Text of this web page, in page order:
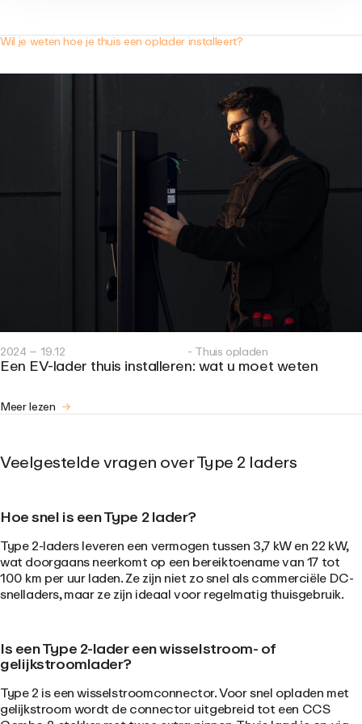
Wil je weten hoe je thuis een oplader installeert?
2024 – 19.12 - Thuis opladen
Een EV-lader thuis installeren: wat u moet weten
Meer lezen
Veelgestelde vragen over Type 2 laders
Hoe snel is een Type 2 lader?
Type 2-laders leveren een vermogen tussen 3,7 kW en 22 kW,
wat doorgaans neerkomt op een bereiktoename van 17 tot
100 km per uur laden. Ze zijn niet zo snel als commerciële DC-
snelladers, maar ze zijn ideaal voor regelmatig thuisgebruik.
Is een Type 2-lader een wisselstroom- of
gelijkstroomlader?
Type 2 is een wisselstroomconnector. Voor snel opladen met
gelijkstroom wordt de connector uitgebreid tot een CCS